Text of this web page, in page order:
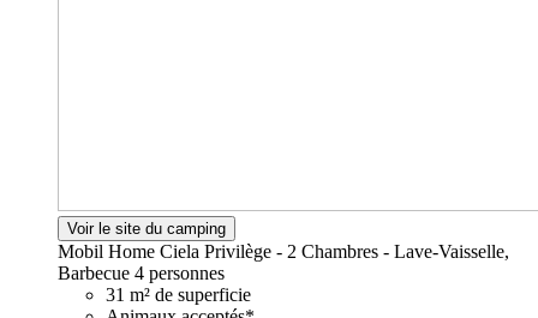
Voir le site du camping
Mobil Home Ciela Privilège - 2 Chambres - Lave-Vaisselle,
Barbecue 4 personnes
31 m² de superficie